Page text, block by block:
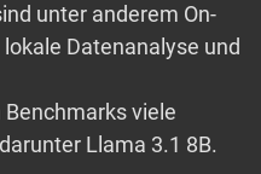
unter anderem On-
Datenanalyse und
viele
Llama 3.1 8B.